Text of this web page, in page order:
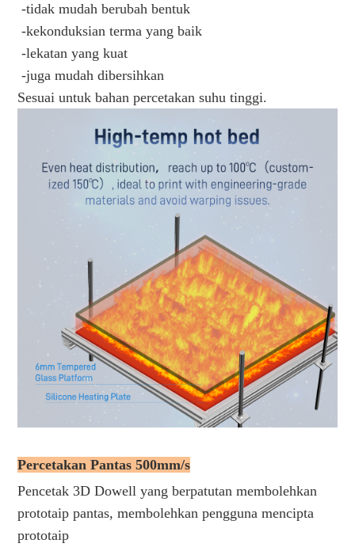
-tidak mudah berubah bentuk
-kekonduksian terma yang baik
-lekatan yang kuat
-juga mudah dibersihkan
Sesuai untuk bahan percetakan suhu tinggi.
Percetakan Pantas 500mm/s
Pencetak 3D Dowell yang berpatutan membolehkan
prototaip pantas, membolehkan pengguna mencipta
prototaip